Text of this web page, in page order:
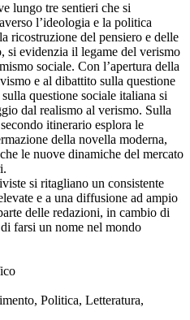
lungo tre sentieri che si
l’ideologia e la politica
ricostruzione del pensiero e delle
si evidenzia il legame del verismo
sociale. Con l’apertura della
e al dibattito sulla questione
questione sociale italiana si
dal realismo al verismo. Sulla
itinerario esplora le
della novella moderna,
le nuove dinamiche del mercato
si ritagliano un consistente
e a una diffusione ad ampio
delle redazioni, in cambio di
farsi un nome nel mondo
Politica, Letteratura,